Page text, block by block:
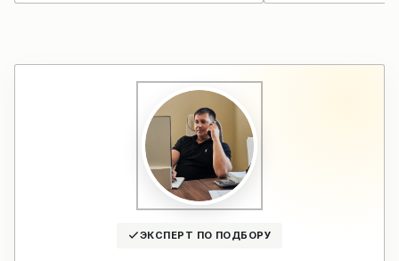
ЭКСПЕРТ ПО ПОДБОРУ